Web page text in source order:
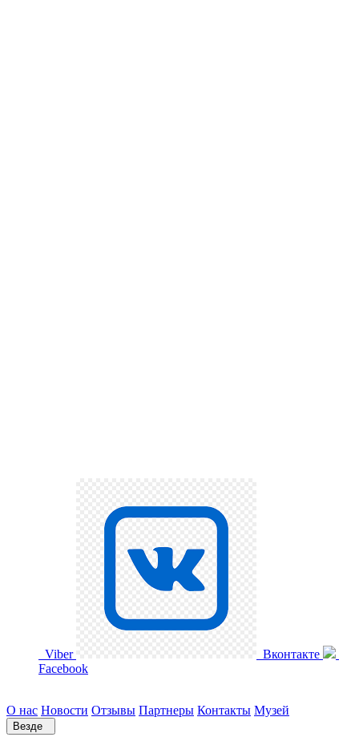
Viber
Вконтакте
Facebook
О нас Новости Отзывы Партнеры Контакты Музей
Везде